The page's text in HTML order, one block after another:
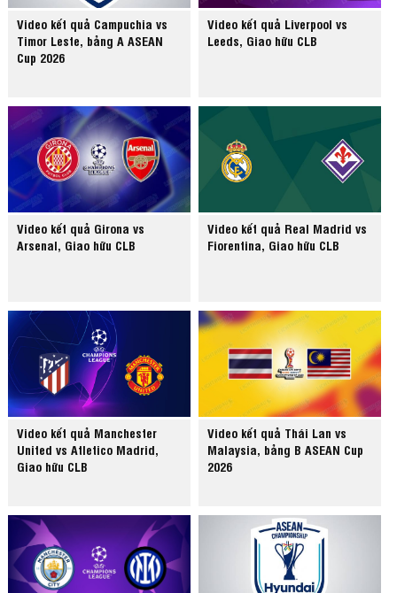
Video kết quả Campuchia vs
Timor Leste, bảng A ASEAN
Cup 2026
Video kết quả Liverpool vs
Leeds, Giao hữu CLB
Video kết quả Girona vs
Arsenal, Giao hữu CLB
Video kết quả Real Madrid vs
Fiorentina, Giao hữu CLB
Video kết quả Manchester
United vs Atletico Madrid,
Giao hữu CLB
Video kết quả Thái Lan vs
Malaysia, bảng B ASEAN Cup
2026